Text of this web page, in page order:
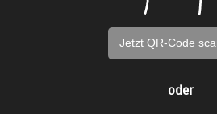
Jetzt QR-Code
oder